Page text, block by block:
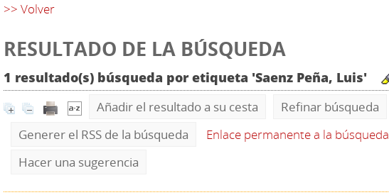
>> Volver
RESULTADO DE LA BÚSQUEDA
1 resultado(s) búsqueda por etiqueta 'Saenz Peña, Luis'
Añadir el resultado a su cesta
Refinar búsqueda
Generer el RSS de la búsqueda
Enlace permanente a la búsqueda
Hacer una sugerencia